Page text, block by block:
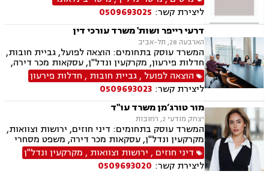
עבירה.
בעלי מניות, עסקאות מכר דירה, ירושות וצוואות,
עיזבונות, ייפוי כוח מתמשך.
ליצירת קשר: 0509693025
דרעי רייפר ושות' משרד עורכי דין
הארבעה 28, תל-אביב
המשרד עוסק בתחומים: הוצאה לפועל, גביית חובות,
חדלות פירעון, מקרקעין ונדל"ן, עסקאות מכר דירה,
דיני משפחה, חלוקת רכוש, דיני חוזים, ירושות
וצוואות.
הוצאה לפועל ,גביית חובות , חדלות פירעון
ליצירת קשר: 0509693023
מור טורג’מן משרד עו"ד
יצחק מודעי 2, רחובות
המשרד עוסק בתחומים: דיני חוזים, ירושות וצוואות,
מקרקעין ונדל"ן, עסקאות מכר דירה, משפט מסחרי
דיני חוזים , ירושות וצוואות , מקרקעין ונדל"ן
ליצירת קשר: 0509693020